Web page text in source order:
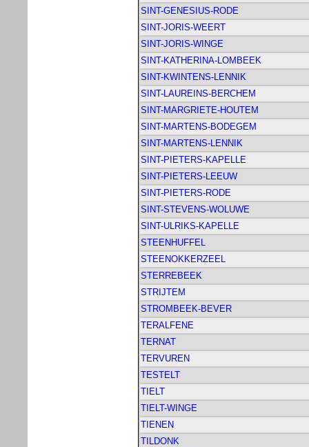
SINT-GENESIUS-RODE
SINT-JORIS-WEERT
SINT-JORIS-WINGE
SINT-KATHERINA-LOMBEEK
SINT-KWINTENS-LENNIK
SINT-LAUREINS-BERCHEM
SINT-MARGRIETE-HOUTEM
SINT-MARTENS-BODEGEM
SINT-MARTENS-LENNIK
SINT-PIETERS-KAPELLE
SINT-PIETERS-LEEUW
SINT-PIETERS-RODE
SINT-STEVENS-WOLUWE
SINT-ULRIKS-KAPELLE
STEENHUFFEL
STEENOKKERZEEL
STERREBEEK
STRIJTEM
STROMBEEK-BEVER
TERALFENE
TERNAT
TERVUREN
TESTELT
TIELT
TIELT-WINGE
TIENEN
TILDONK